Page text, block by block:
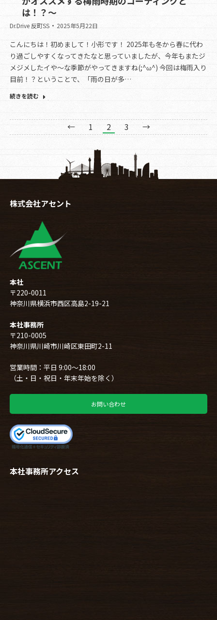
は！？～
Dr.Drive 反町SS 2025年5月22日
こんにちは！初めまして！小形です！ 2025年も冬から春に代わ
り過ごしやすくなってきたなと思っていましたが、今年もまたジ
メジメしたイや～な季節がやってきますね(;^ω^) 今回は梅雨入り
目前！？ということで、「雨の日が多…
続きを読む
← 1 2 3 →
株式会社アセント
本社
〒220-0011
神奈川県横浜市西区高島2-19-21
本社事務所
〒210-0005
神奈川県川崎市川崎区東田町2-11
営業時間：平日 9:00～18:00
（土・日・祝日・年末年始を除く）
お問い合わせ
本社事務所アクセス